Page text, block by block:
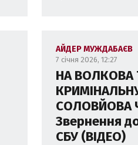
АЙДЕР МУЖДАБАЄВ
7 січня 2026, 12:27
НА ВОЛКОВА
СОЛОВЙОВА
Звернення
СБУ (ВІДЕО)